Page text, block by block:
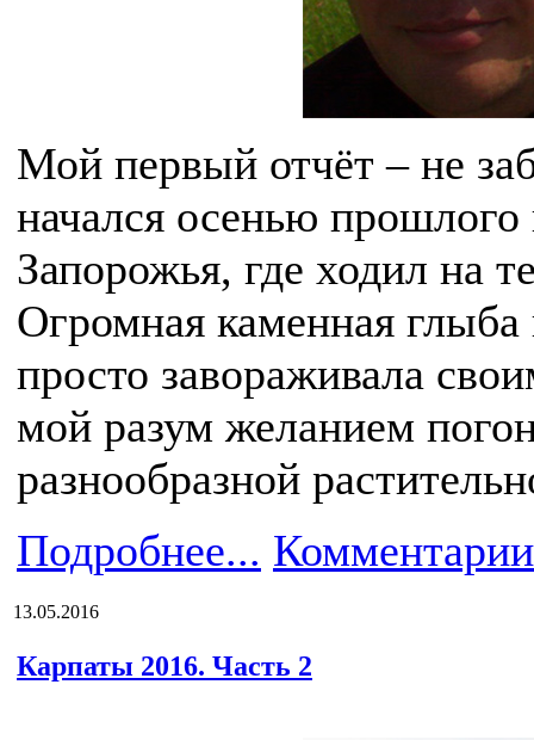
Мой первый отчёт – не
начался осенью прошлого
Запорожья, где ходил на
Огромная каменная
просто завораживала
мой разум желанием
разнообразной
Подробнее...
13.05.2016
Карпаты 2016. Часть 2